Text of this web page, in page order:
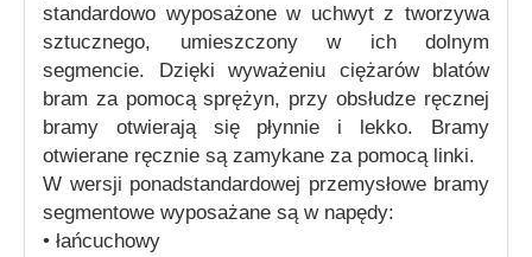
standardowo wyposażone w uchwyt z tworzywa
sztucznego, umieszczony w ich dolnym
segmencie. Dzięki wyważeniu ciężarów blatów
bram za pomocą sprężyn, przy obsłudze ręcznej
bramy otwierają się płynnie i lekko. Bramy
otwierane ręcznie są zamykane za pomocą linki.
W wersji ponadstandardowej przemysłowe bramy
segmentowe wyposażane są w napędy:
• łańcuchowy